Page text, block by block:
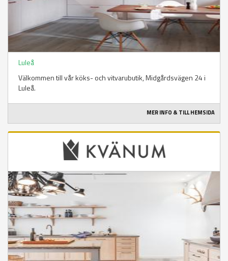
Luleå
Välkommen till vår köks- och vitvarubutik, Midgårdsvägen 24 i
Luleå.
MER INFO & TILL HEMSIDA